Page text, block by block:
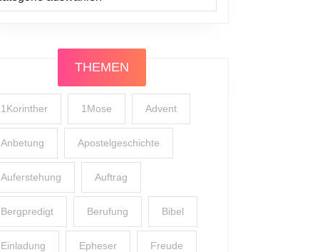
THEMEN
1Korinther 1Mose Advent
Anbetung Apostelgeschichte
Auferstehung Auftrag
Bergpredigt Berufung Bibel
Einladung Epheser Freude